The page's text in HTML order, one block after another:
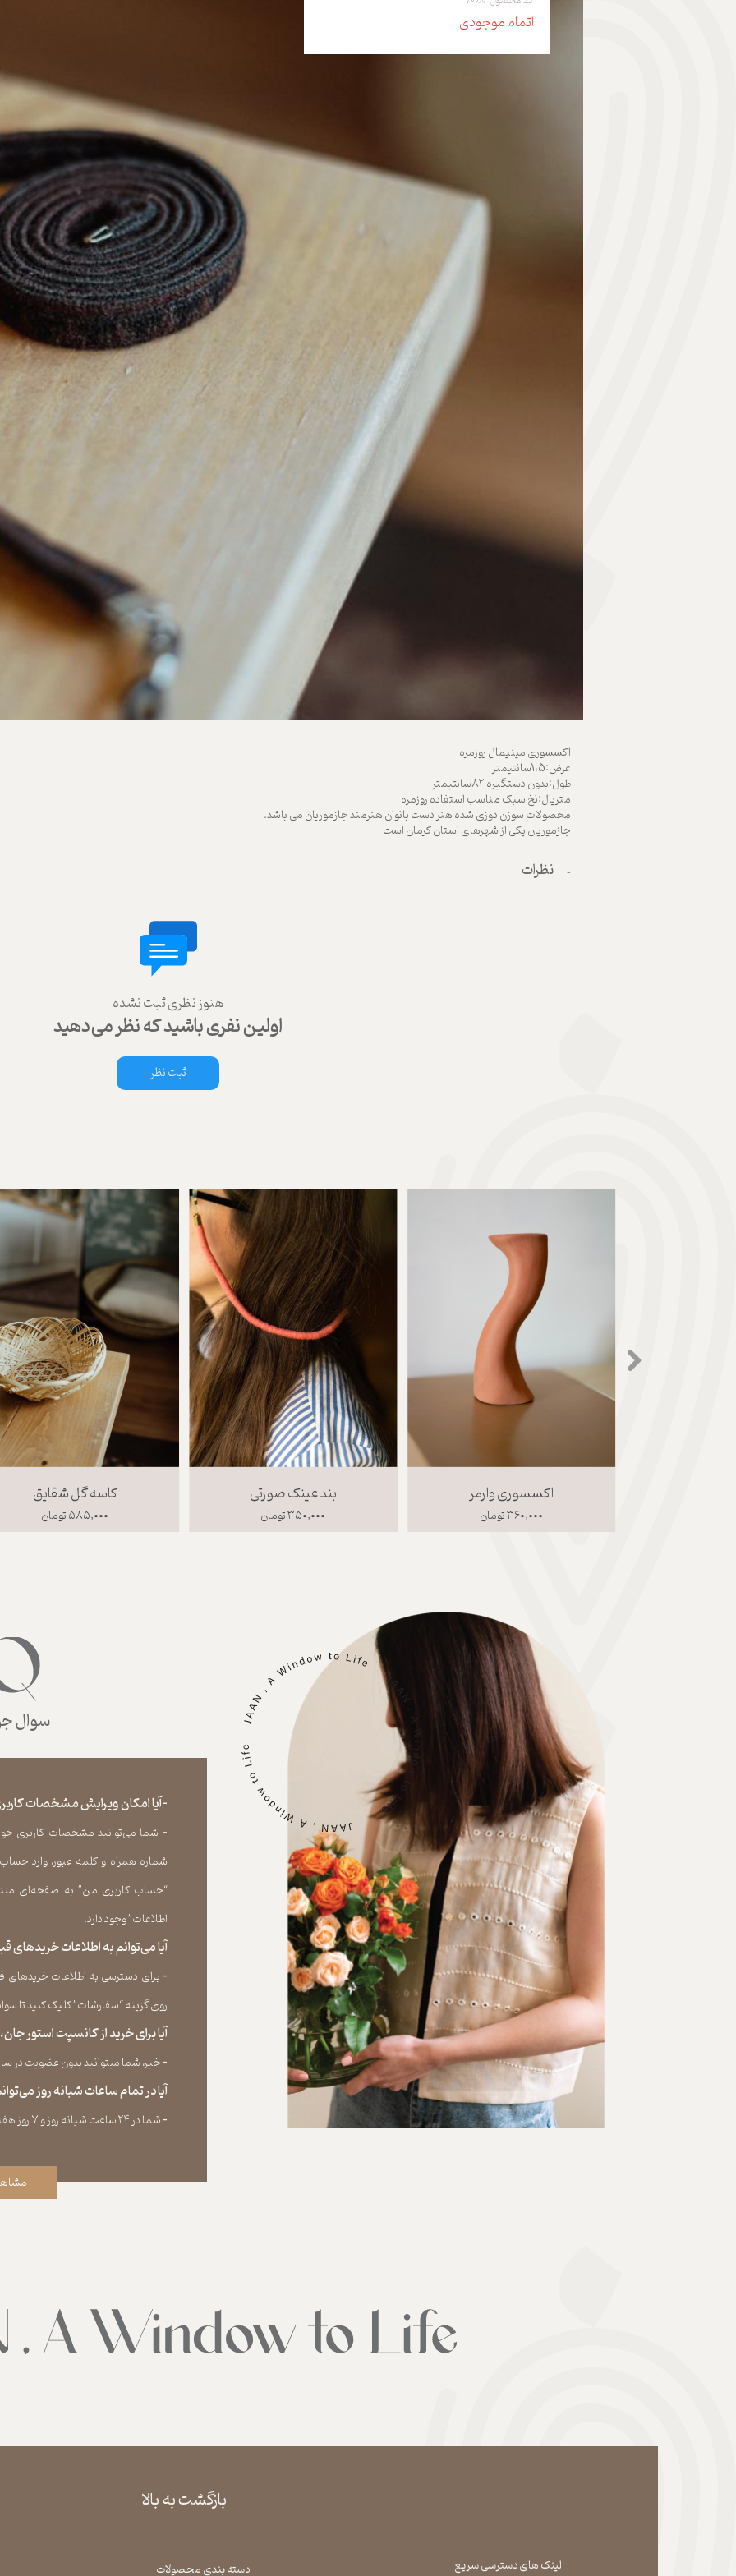
هدیه | Gift
اتمام موجودی
اکسسوری مینیمال روزمره
عرض:1،5سانتیمتر
طول:بدون دستگیره 82سانتیمتر
متریال:نخ سبک مناسب استفاده روزمره
محصولات سوزن دوزی شده هنر دست بانوان هنرمند جازموریان می باشد.
جازموریان یکی از شهرهای استان کرمان است
نظرات
هنوز نظری ثبت نشده
اولین نفری باشید که نظر می‌دهید
ثبت نظر
کاسه گل شقایق
۵۸۵,۰۰۰ تومان
بند عینک صورتی
۳۵۰,۰۰۰ تومان
اکسسوری وارمر
۳۶۰,۰۰۰ تومان
سوال
-آیا امکان ویرایش مشخصات
- شما می‏‌توانید مشخصات کاربری خود
شماره همراه و کلمه عبور، وارد
“حساب کاربری من” به صفحه‏‌ای
اطلاعات” وجود دارد.​​​​​​​
آیا می‌‏توانم به اطلاعات
​​​​​​​- برای دسترسی به اطلاعات خریدهای
روی گزینه “سفارشات” کلیک کنید تا
آیا برای خرید از کانسپت استور
​​​​​​​- خیر، شما میتوانید بدون عضویت در
آیا در تمام ساعات شبانه روز
​​​​​​​​​​​​​​- شما در ۲۴ ساعت شبانه روز و ۷ روز هفته می‌‏توانید سفارش خود را ثبت کنید.
بازگشت به بالا
لینک های دسترسی سریع دسته بندی محصولات